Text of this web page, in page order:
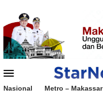
konten
Mobile
Nasional Metro – Makassar